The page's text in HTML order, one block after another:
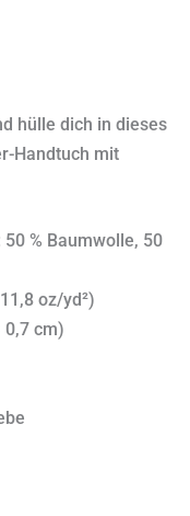
hülle dich in dieses
Handtuch mit
% Baumwolle, 50
oz/yd²)
0,7 cm)